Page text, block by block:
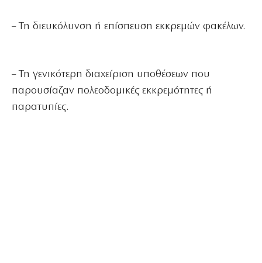
– Τη διευκόλυνση ή επίσπευση εκκρεμών φακέλων.
– Τη γενικότερη διαχείριση υποθέσεων που
παρουσίαζαν πολεοδομικές εκκρεμότητες ή
παρατυπίες.